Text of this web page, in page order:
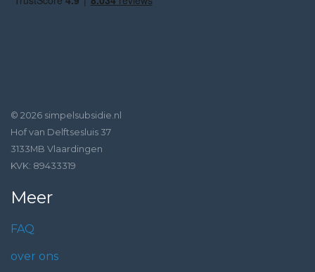
© 2026 simpelsubsidie.nl
Hof van Delftsesluis 37
3133MB Vlaardingen
KVK: 89433319
Meer
FAQ
over ons